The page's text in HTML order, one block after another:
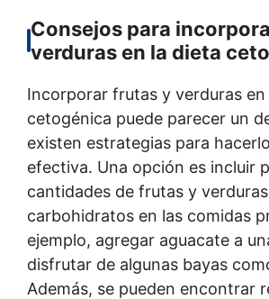
Consejos para
verduras en la dieta
Incorporar frutas y verduras en
cetogénica puede parecer un
existen estrategias para
efectiva. Una opción es incluir
cantidades de frutas y
carbohidratos en las comidas
ejemplo, agregar aguacate a
disfrutar de algunas bayas
Además, se pueden encontrar